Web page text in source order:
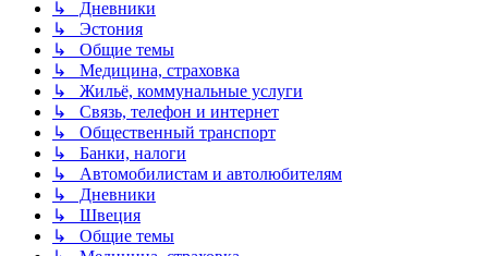
↳ Дневники
↳ Эстония
↳ Общие темы
↳ Медицина, страховка
↳ Жильё, коммунальные услуги
↳ Связь, телефон и интернет
↳ Общественный транспорт
↳ Банки, налоги
↳ Автомобилистам и автолюбителям
↳ Дневники
↳ Швеция
↳ Общие темы